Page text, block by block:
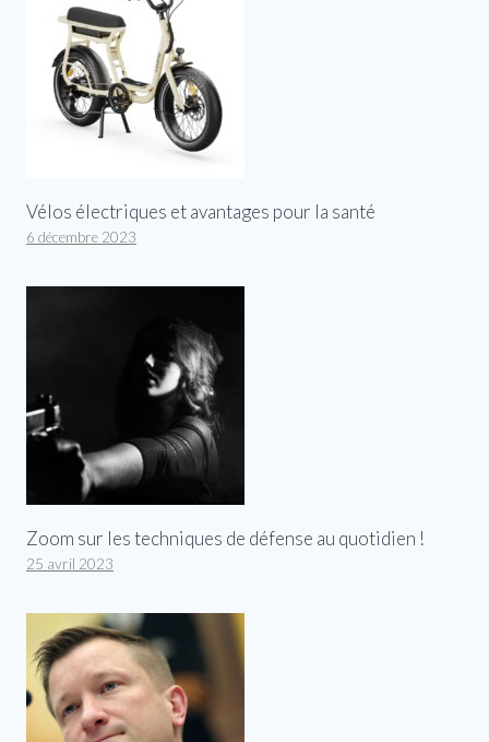
Vélos électriques et avantages pour la santé
6 décembre 2023
Zoom sur les techniques de défense au quotidien !
25 avril 2023